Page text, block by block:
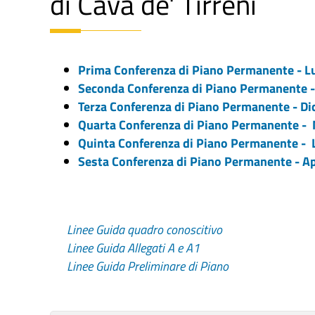
Prima Conferenza di Piano Permanente -
Seconda Conferenza di Piano
Terza Conferenza di Piano Permanente -
Quarta Conferenza di Piano Permanente -
Quinta Conferenza di Piano Permanente -
Sesta Conferenza di Piano Permanente -
Linee Guida quadro conoscitivo
Linee Guida Allegati A e A1
Linee Guida Preliminare di Piano